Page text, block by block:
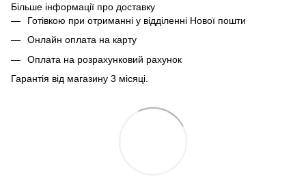
Більше інформації про доставку
Готівкою при отриманні у відділенні Нової пошти
Онлайн оплата на карту
Оплата на розрахунковий рахунок
Гарантія від магазину 3 місяці.